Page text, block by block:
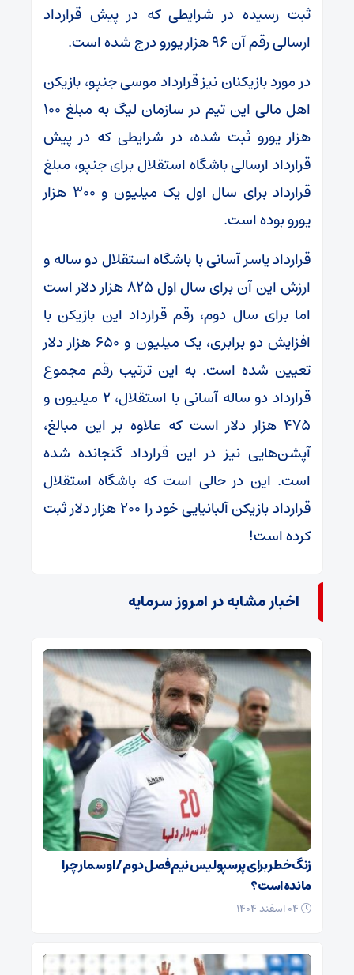
ثبت رسیده در شرایطی که در پیش قرارداد
ارسالی رقم آن ۹۶ هزار یورو درج شده است.
در مورد بازیکنان نیز قرارداد موسی جنپو، بازیکن
اهل مالی این تیم در سازمان لیگ به مبلغ ۱۰۰
هزار یورو ثبت شده، در شرایطی که در پیش
قرارداد ارسالی باشگاه استقلال برای جنپو، مبلغ
قرارداد برای سال اول یک میلیون و ۳۰۰ هزار
یورو بوده است.
قرارداد یاسر آسانی با باشگاه استقلال دو ساله و
ارزش این آن برای سال اول ۸۲۵ هزار دلار است
اما برای سال دوم، رقم قرارداد این بازیکن با
افزایش دو برابری، یک میلیون و ۶۵۰ هزار دلار
تعیین شده است. به این ترتیب رقم مجموع
قرارداد دو ساله آسانی با استقلال، ۲ میلیون و
۴۷۵ هزار دلار است که علاوه بر این مبالغ،
آپشن‌هایی نیز در این قرارداد گنجانده شده
است. این در حالی است که باشگاه استقلال
قرارداد بازیکن آلبانیایی خود را ۲۰۰ هزار دلار ثبت
کرده است!
اخبار مشابه در امروز سرمایه
زنگ خطر برای پرسپولیس نیم‌فصل دوم / اوسمار چرا
مانده است؟